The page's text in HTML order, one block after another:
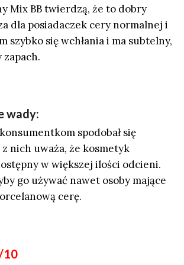
Mix BB twierdzą, że to dobry
dla posiadaczek cery normalnej i
szybko się wchłania i ma subtelny,
wady:
spodobał się
nich uważa, że kosmetyk
w większej ilości odcieni.
go używać nawet osoby mające
cerę.
10